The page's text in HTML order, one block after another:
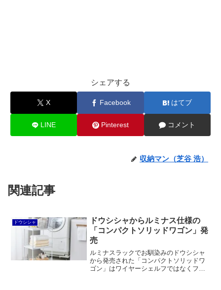
シェアする
X Facebook はてブ
LINE Pinterest コメント
収納マン（芝谷 浩）
関連記事
ドウシシャ
ドウシシャからルミナス仕様の
「コンパクトソリッドワゴン」発
売
ルミナスラックでお馴染みのドウシシャ
から発売された「コンパクトソリッドワ
ゴン」はワイヤーシェルフではなくフラ